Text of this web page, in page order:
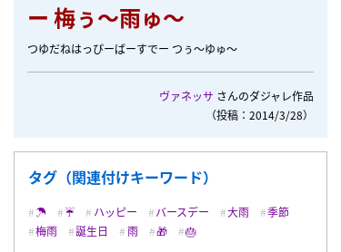
ー 梅ぅ〜雨ゅ〜
つゆだねはっぴーばーすでー つぅ〜ゆゅ〜
ヴァネッサ さんのダジャレ作品
（投稿：2014/3/28）
タグ（関連付けキーワード）
☂️ ☔️ ハッピー バースデー 大雨
季節
梅雨
誕生日 雨 🎁 🎂